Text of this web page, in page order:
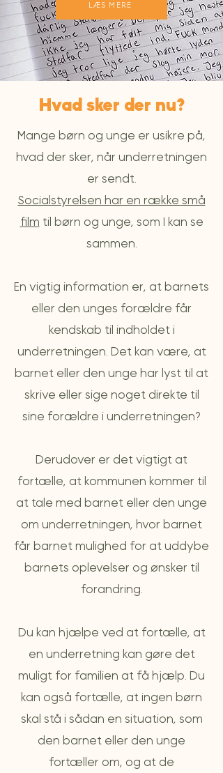
LÆS MERE
Hvad sker der nu?
Mange børn og unge er usikre på,
hvad der sker, når underretningen
er sendt.
Socialstyrelsen har en række små
film til børn og unge, som I kan se
sammen.
En vigtig information er, at barnets
eller den unges forældre får
kendskab til indholdet i
underretningen. Det kan være, at
barnet eller den unge har lyst til at
skrive eller sige noget direkte til
sine forældre i underretningen?
Derudover er det vigtigt at
fortælle, at kommunen kommer til
at tale med barnet eller den unge
om underretningen, hvor barnet
får barnet mulighed for at uddybe
barnets oplevelser og ønsker til
forandring.
Du kan hjælpe ved at fortælle, at
en underretning kan gøre det
muligt for familien at få hjælp. Du
kan også fortælle, at ingen børn
skal stå i sådan en situation, som
den barnet eller den unge
fortæller om, og at de